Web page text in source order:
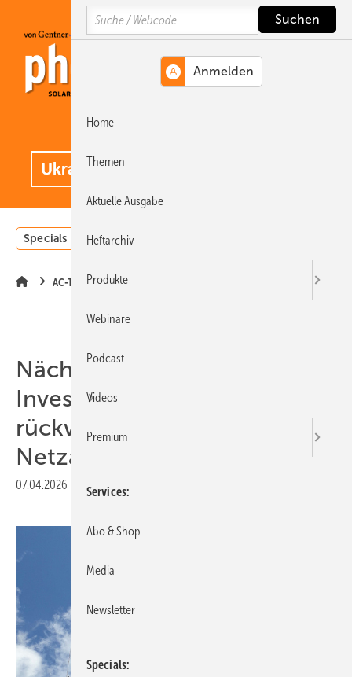
Hauptinhalt
Hauptmenü
SiteSearch
Specials Einstrahlungsatlas
AC-Technik
Nächster Newsletter für
Investoren: Keine Rolle
rückwärts beim
Netzanschluss!
07.04.2026 Druckvorschau
Search
Home
Themen
Aktuelle Ausgabe
Heftarchiv
Produkte
Webinare
Podcast
Videos
Premium
Services
Abo & Shop
Media
Newsletter
Specials